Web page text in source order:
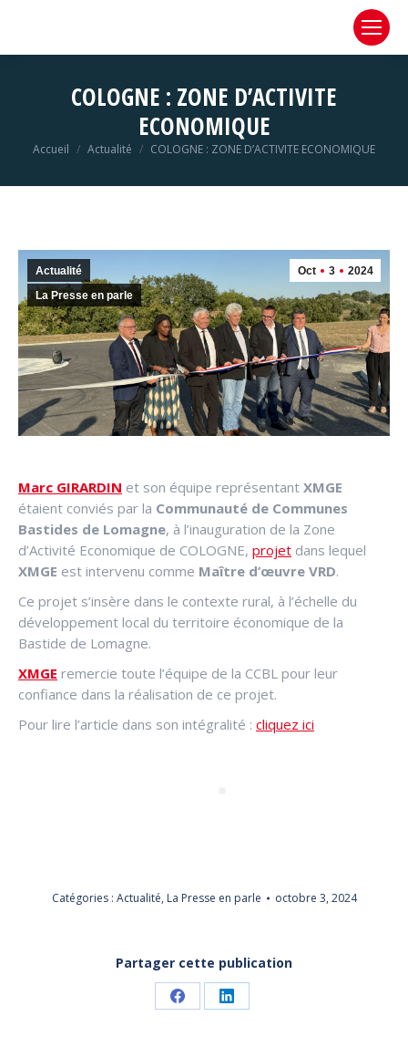
COLOGNE : ZONE D’ACTIVITE
ECONOMIQUE
Vous êtes ici :
Accueil Actualité COLOGNE : ZONE D’ACTIVITE ECONOMIQUE
Oct 3 2024
Actualité
La Presse en parle
Marc GIRARDIN et son équipe représentant XMGE
étaient conviés par la Communauté de Communes
Bastides de Lomagne, à l’inauguration de la Zone
d’Activité Economique de COLOGNE, projet dans lequel
XMGE est intervenu comme Maître d’œuvre VRD.
Ce projet s’insère dans le contexte rural, à l’échelle du
développement local du territoire économique de la
Bastide de Lomagne.
XMGE remercie toute l’équipe de la CCBL pour leur
confiance dans la réalisation de ce projet.
Pour lire l’article dans son intégralité : cliquez ici
Catégories : Actualité, La Presse en parle octobre 3, 2024
Partager cette publication
PartagerPartager